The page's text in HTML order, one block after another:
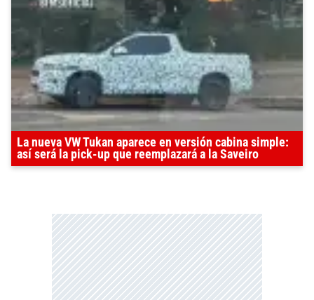
La nueva VW Tukan aparece en versión cabina simple:
así será la pick-up que reemplazará a la Saveiro